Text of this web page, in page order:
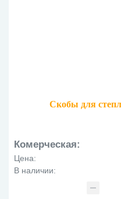
Скобы для
Комерческая:
Цена:
В наличии: